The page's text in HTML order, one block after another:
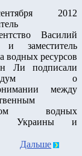
2012
Василий
заместитель
водных ресурсов
Ли подписали
о
между
водных
Украины и
Дальше